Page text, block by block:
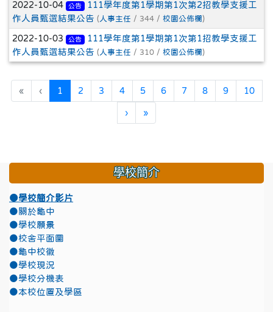
2022-10-04 公告
111學年度第1學期第1次第2招教學支援工
作人員甄選結果公告 ( 人事主任 / 344 / 校園公佈欄 )
2022-10-03 公告
111學年度第1學期第1次第1招教學支援工
作人員甄選結果公告 ( 人事主任 / 310 / 校園公佈欄 )
« ‹ 1 (目前頁次)
2 3 4 5 6 7 8 9 10
›下一頁
»最後頁
學校簡介
●學校簡介影片
●關於龜中
●學校願景
●校舍平面圖
●龜中校徽
●學校現況
●學校分機表
●本校位置及學區